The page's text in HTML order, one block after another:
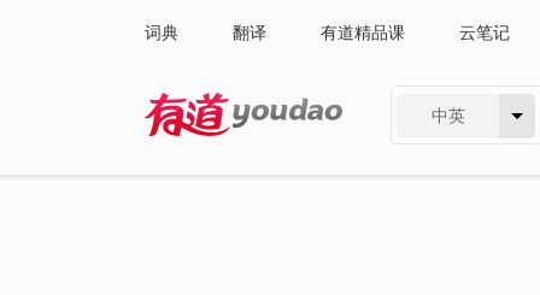
词典 翻译 有道精品课 云笔记
中英